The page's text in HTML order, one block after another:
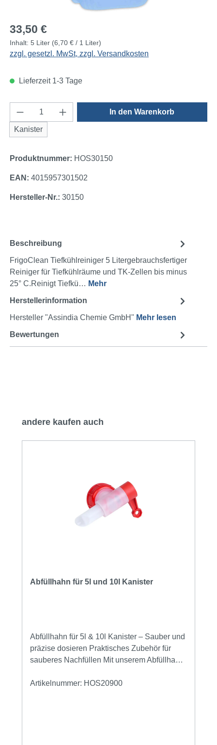
Regulärer Preis:
33,50 €
Inhalt: 5 Liter (6,70 € / 1 Liter)
zzgl. gesetzl. MwSt, zzgl. Versandkosten
Lieferzeit 1-3 Tage
Produkt Anzahl: Gib den gewünschten
Kanister
In den Warenkorb
Produktnummer: HOS30150
EAN: 4015957301502
Hersteller-Nr.: 30150
Beschreibung
FrigoClean Tiefkühlreiniger 5 Litergebrauchsfertiger
Reiniger für Tiefkühlräume und TK-Zellen bis minus
25° C.Reinigt Tiefkü… Mehr
Herstellerinformation
Hersteller "Assindia Chemie GmbH" Mehr lesen
Bewertungen
Produktgalerie überspringen
andere kaufen auch
Abfüllhahn für 5l und 10l Kanister
Abfüllhahn für 5l & 10l Kanister – Sauber und
präzise dosieren Praktisches Zubehör für
sauberes Nachfüllen Mit unserem Abfüllhahn
Reinigungsmitteln, Desinfektionsmitteln oder
Artikelnummer: HOS20900